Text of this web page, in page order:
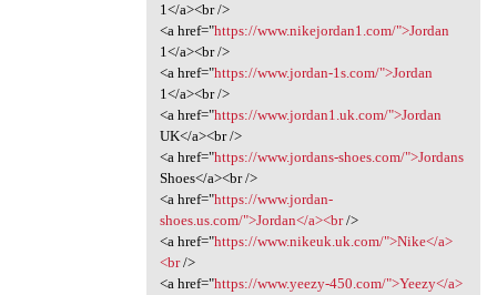
1</a><br />
<a href="https://www.nikejordan1.com/">Jordan
1</a><br />
<a href="https://www.jordan-1s.com/">Jordan
1</a><br />
<a href="https://www.jordan1.uk.com/">Jordan
UK</a><br />
<a href="https://www.jordans-shoes.com/">Jordans
Shoes</a><br />
<a href="https://www.jordan-
shoes.us.com/">Jordan</a><br/>
<a href="https://www.nikeuk.uk.com/">Nike</a>
<br/>
<a href="https://www.yeezy-450.com/">Yeezy</a>